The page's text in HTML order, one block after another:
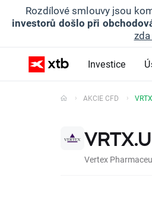
Rozdílové smlouvy jsou
investorů došlo při
Investice
AKCIE CFD
Vertex